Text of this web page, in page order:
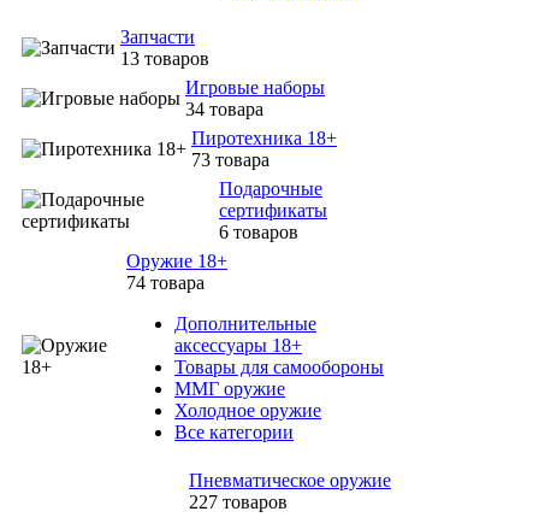
Запчасти
13 товаров
Игровые наборы
34 товара
Пиротехника 18+
73 товара
Подарочные
сертификаты
6 товаров
Оружие 18+
74 товара
Дополнительные
аксессуары 18+
Товары для самообороны
ММГ оружие
Холодное оружие
Все категории
Пневматическое оружие
227 товаров